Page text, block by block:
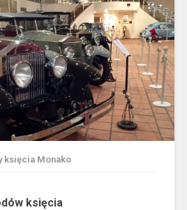
księcia Monako
księcia